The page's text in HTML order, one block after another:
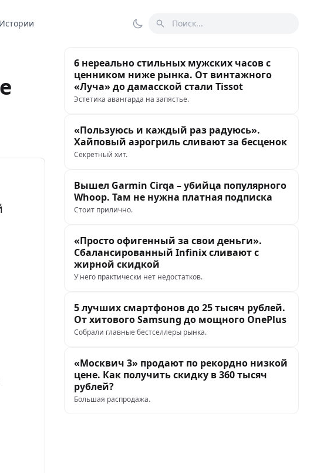
Истории Переключить тему
Поиск
6 нереально стильных мужских часов с
ценником ниже рынка. От винтажного
«Луча» до дамасской стали Tissot
Эстетика авангарда на запястье.
«Пользуюсь и каждый раз радуюсь».
Хайповый аэрогриль сливают за бесценок
Секретный хит.
Вышел Garmin Cirqa – убийца популярного
Whoop. Там не нужна платная подписка
Стоит прилично.
«Просто офигенный за свои деньги».
Сбалансированный Infinix сливают с
жирной скидкой
У него практически нет недостатков.
5 лучших смартфонов до 25 тысяч рублей.
От хитового Samsung до мощного OnePlus
Собрали главные бестселлеры рынка.
«Москвич 3» продают по рекордно низкой
цене. Как получить скидку в 360 тысяч
рублей?
Большая распродажа.